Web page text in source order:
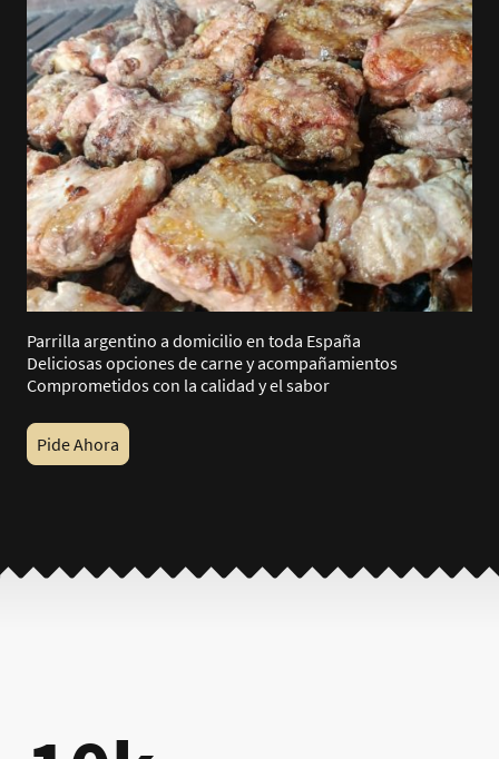
Parrilla argentino a domicilio en toda España
Deliciosas opciones de carne y acompañamientos
Comprometidos con la calidad y el sabor
Pide Ahora